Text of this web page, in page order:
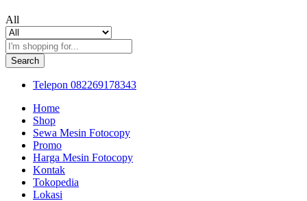
All
Search
Telepon 082269178343
Home
Shop
Sewa Mesin Fotocopy
Promo
Harga Mesin Fotocopy
Kontak
Tokopedia
Lokasi